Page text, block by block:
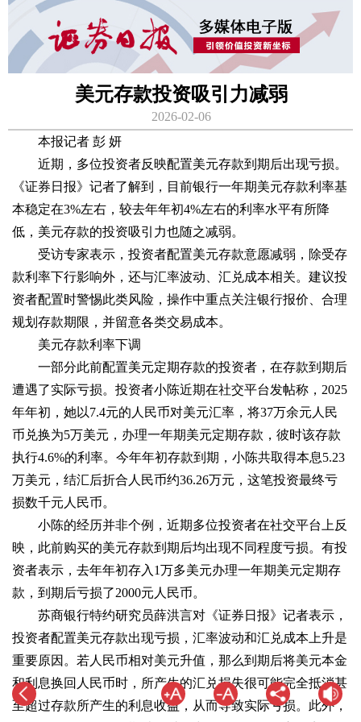
美元存款投资吸引力减弱
2026-02-06
本报记者 彭 妍
近期，多位投资者反映配置美元存款到期后出现亏损。
《证券日报》记者了解到，目前银行一年期美元存款利率基
本稳定在3%左右，较去年年初4%左右的利率水平有所降
低，美元存款的投资吸引力也随之减弱。
受访专家表示，投资者配置美元存款意愿减弱，除受存
款利率下行影响外，还与汇率波动、汇兑成本相关。建议投
资者配置时警惕此类风险，操作中重点关注银行报价、合理
规划存款期限，并留意各类交易成本。
美元存款利率下调
一部分此前配置美元定期存款的投资者，在存款到期后
遭遇了实际亏损。投资者小陈近期在社交平台发帖称，2025
年年初，她以7.4元的人民币对美元汇率，将37万余元人民
币兑换为5万美元，办理一年期美元定期存款，彼时该存款
执行4.6%的利率。今年年初存款到期，小陈共取得本息5.23
万美元，结汇后折合人民币约36.26万元，这笔投资最终亏
损数千元人民币。
小陈的经历并非个例，近期多位投资者在社交平台上反
映，此前购买的美元存款到期后均出现不同程度亏损。有投
资者表示，去年年初存入1万多美元办理一年期美元定期存
款，到期后亏损了2000元人民币。
苏商银行特约研究员薛洪言对《证券日报》记者表示，
投资者配置美元存款出现亏损，汇率波动和汇兑成本上升是
重要原因。若人民币相对美元升值，那么到期后将美元本金
和利息换回人民币时，所产生的汇兑损失很可能完全抵消甚
至超过存款所产生的利息收益，从而导致实际亏损。此外，